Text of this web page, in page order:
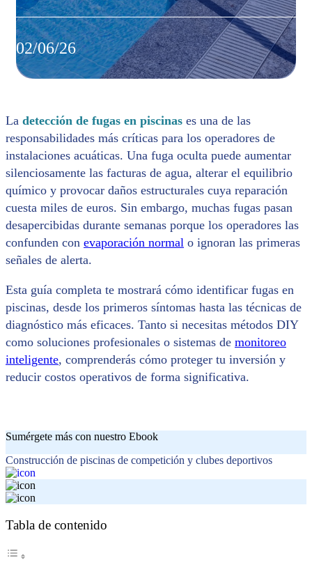
02/06/26
La detección de fugas en piscinas es una de las
responsabilidades más críticas para los operadores de
instalaciones acuáticas. Una fuga oculta puede aumentar
silenciosamente las facturas de agua, alterar el equilibrio
químico y provocar daños estructurales cuya reparación
cuesta miles de euros. Sin embargo, muchas fugas pasan
desapercibidas durante semanas porque los operadores las
confunden con evaporación normal o ignoran las primeras
señales de alerta.
Esta guía completa te mostrará cómo identificar fugas en
piscinas, desde los primeros síntomas hasta las técnicas de
diagnóstico más eficaces. Tanto si necesitas métodos DIY
como soluciones profesionales o sistemas de monitoreo
inteligente, comprenderás cómo proteger tu inversión y
reducir costos operativos de forma significativa.
Sumérgete más con nuestro Ebook
Construcción de piscinas de competición y clubes deportivos
Tabla de contenido